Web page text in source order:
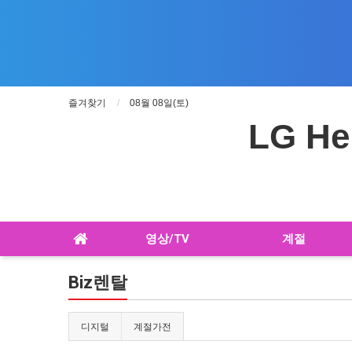
즐겨찾기 08월 08일(토)
LG
영상/TV 계절
Biz렌탈
디지털 계절가전